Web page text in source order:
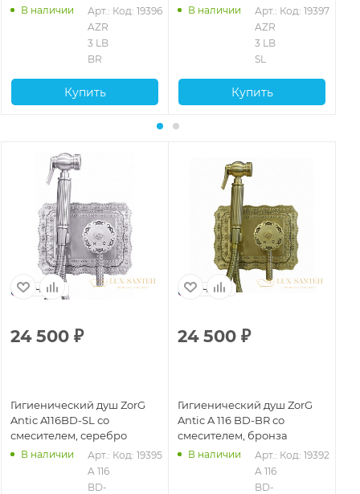
В наличии
Арт.:
AZR
3 LB
BR
Код: 19396
Купить
В наличии
Арт.:
AZR
3 LB
SL
Код: 19397
Купить
Чехия
24 500 ₽
Гигиенический душ ZorG
Antic A116BD-SL со
смесителем, серебро
В наличии
Арт.:
A 116
BD-
Код: 19395
Чехия
24 500 ₽
Гигиенический душ ZorG
Antic A 116 BD-BR со
смесителем, бронза
В наличии
Арт.:
A 116
BD-
Код: 19392